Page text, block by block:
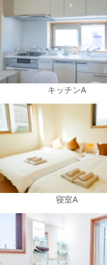
キッチンA
寝室A